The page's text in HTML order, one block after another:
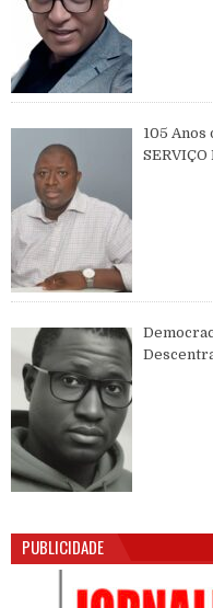
105 Anos
SERVIÇO
PUBLICIDADE